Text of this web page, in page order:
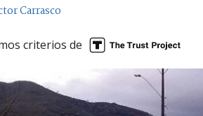
Carrasco
criterios de